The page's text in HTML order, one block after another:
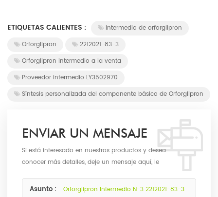
ETIQUETAS CALIENTES :
Intermedio de orforglipron
Orforglipron
2212021-83-3
Orforglipron intermedio a la venta
Proveedor intermedio LY3502970
Síntesis personalizada del componente básico de Orforglipron
ENVIAR UN MENSAJE
Si está interesado en nuestros productos y desea
conocer más detalles, deje un mensaje aquí, le
Asunto : Orforglipron Intermedio N-3 2212021-83-3